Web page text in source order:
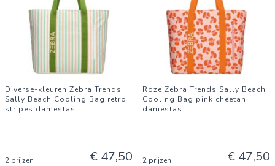
Diverse-kleuren Zebra Trends
Sally Beach Cooling Bag retro
stripes damestas
2 prijzen € 47,50
Roze Zebra Trends Sally Beach
Cooling Bag pink cheetah
damestas
2 prijzen € 47,50